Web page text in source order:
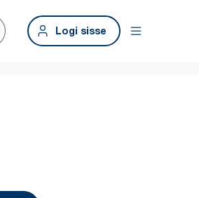
Logi sisse